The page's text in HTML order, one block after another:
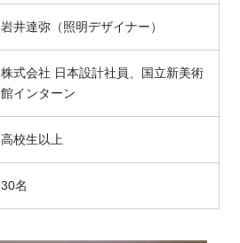
岩井達弥（照明デザイナー）
株式会社 日本設計社員、国立新美術
館インターン
高校生以上
30名